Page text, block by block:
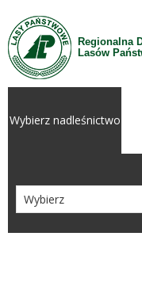
Przejdź do treści
Regionalna
Lasów
Wybierz nadleśnictwo